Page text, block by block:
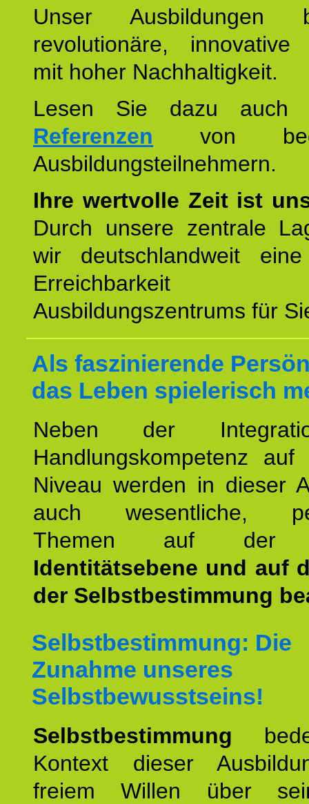
Unser Ausbildungen
revolutionäre, innovative
mit hoher Nachhaltigkeit.
Lesen Sie dazu
Referenzen von
Ausbildungsteilnehmern.
Ihre wertvolle Zeit ist
Durch unsere zentrale
wir deutschlandweit
Erreichbarkeit
Ausbildungszentrums für
Als faszinierende
das Leben spielerisch
Neben der
Handlungskompetenz auf
Niveau werden in dieser
auch wesentliche,
Themen auf
Identitätsebene und auf
der Selbstbestimmung
Selbstbestimmung: Die
Zunahme unseres
Selbstbewusstseins!
Selbstbestimmung
Kontext dieser
freiem Willen über